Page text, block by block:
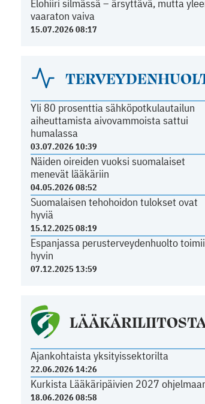
Elohiiri silmässä – ärsyttävä, mutta
vaaraton vaiva
15.07.2026 08:17
Yli 80 prosenttia sähköpotkulautailun
aiheuttamista aivovammoista sattui
humalassa
03.07.2026 10:39
Näiden oireiden vuoksi suomalaiset
menevät lääkäriin
04.05.2026 08:52
Suomalaisen tehohoidon tulokset ovat
hyviä
15.12.2025 08:19
Espanjassa perusterveydenhuolto toimii
hyvin
07.12.2025 13:59
Ajankohtaista yksityissektorilta
22.06.2026 14:26
Kurkista Lääkäripäivien 2027
18.06.2026 08:58